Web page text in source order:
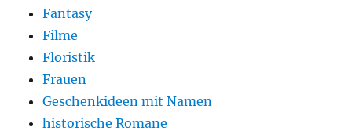
Fantasy
Filme
Floristik
Frauen
Geschenkideen mit Namen
historische Romane